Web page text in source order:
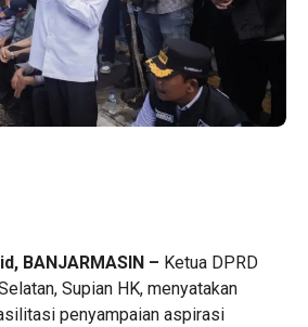
BANJARMASIN – Ketua DPRD
Supian HK, menyatakan
penyampaian aspirasi